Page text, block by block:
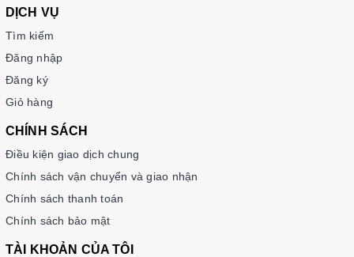
DỊCH VỤ
Tìm kiếm
Đăng nhập
Đăng ký
Giỏ hàng
CHÍNH SÁCH
Điều kiện giao dịch chung
Chính sách vận chuyển và giao nhận
Chính sách thanh toán
Chính sách bảo mật
TÀI KHOẢN CỦA TÔI